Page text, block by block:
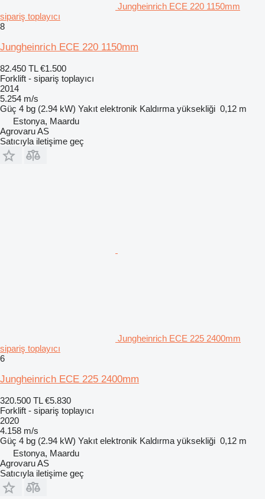
Jungheinrich ECE 220 1150mm
sipariş toplayıcı
8
Jungheinrich ECE 220 1150mm
82.450 TL €1.500
Forklift - sipariş toplayıcı
2014
5.254 m/s
Güç 4 bg (2.94 kW) Yakıt elektronik Kaldırma yüksekliği 0,12 m
Estonya, Maardu
Agrovaru AS
Satıcıyla iletişime geç
Jungheinrich ECE 225 2400mm
sipariş toplayıcı
6
Jungheinrich ECE 225 2400mm
320.500 TL €5.830
Forklift - sipariş toplayıcı
2020
4.158 m/s
Güç 4 bg (2.94 kW) Yakıt elektronik Kaldırma yüksekliği 0,12 m
Estonya, Maardu
Agrovaru AS
Satıcıyla iletişime geç